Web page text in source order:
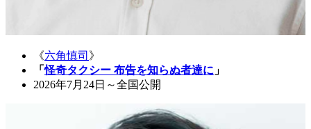
《六角慎司 》
「怪奇タクシー 布告を知らぬ者達に 」
2026年7月24日～全国公開